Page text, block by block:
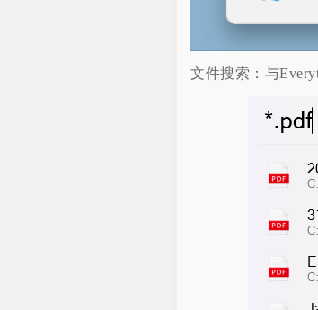
文件搜索：与